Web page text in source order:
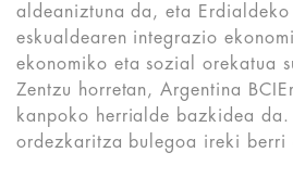
aldeaniztuna da, eta Erdialdeko
eskualdearen integrazio
ekonomiko eta sozial orekatua
Zentzu horretan, Argentina
kanpoko herrialde bazkidea da.
ordezkaritza bulegoa ireki berri